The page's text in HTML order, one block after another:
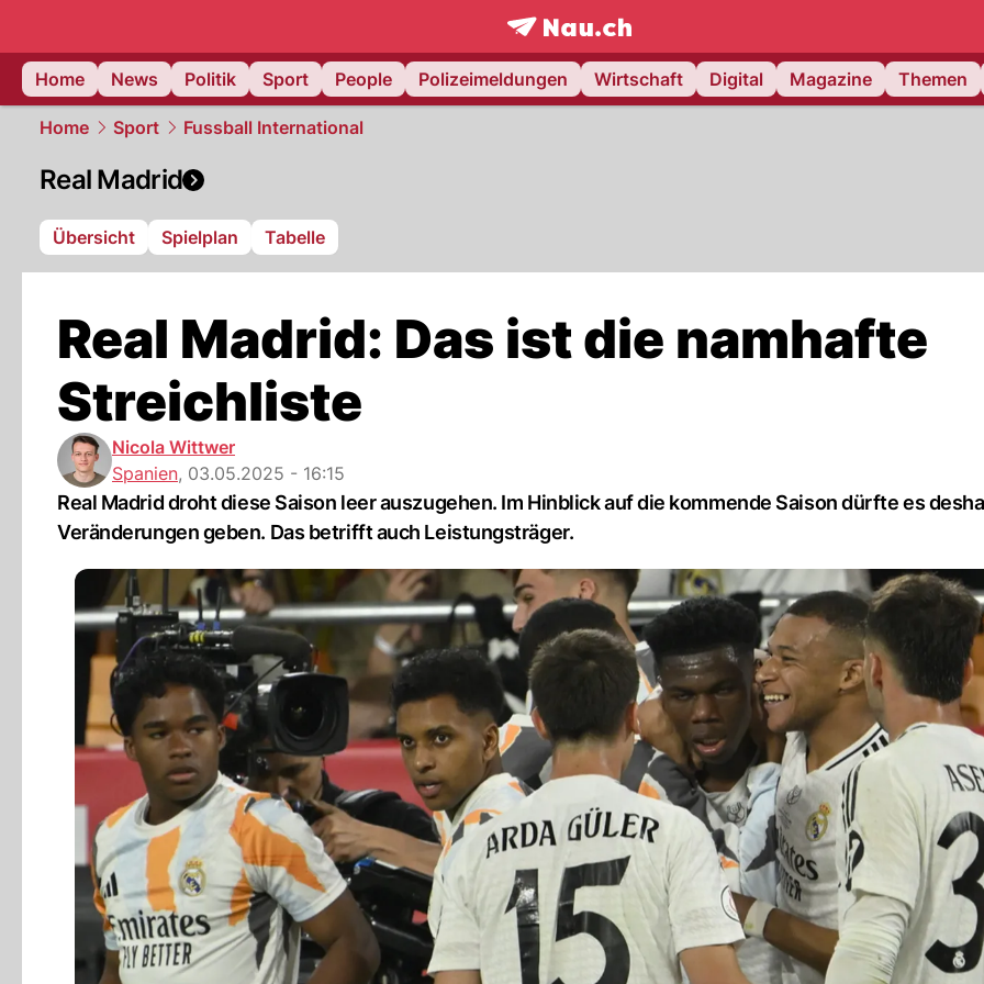
frontpage.NAU.ch
Home
News Politik Sport People Polizeimeldungen Wirtschaft Digital Magazine Themen
Home Sport Fussball International
Real Madrid
Übersicht Spielplan Tabelle
Real Madrid: Das ist die namhafte
Streichliste
Nicola Wittwer
Spanien, 03.05.2025 - 16:15
Real Madrid droht diese Saison leer auszugehen. Im Hinblick auf die kommende Saison dürfte es
Veränderungen geben. Das betrifft auch Leistungsträger.